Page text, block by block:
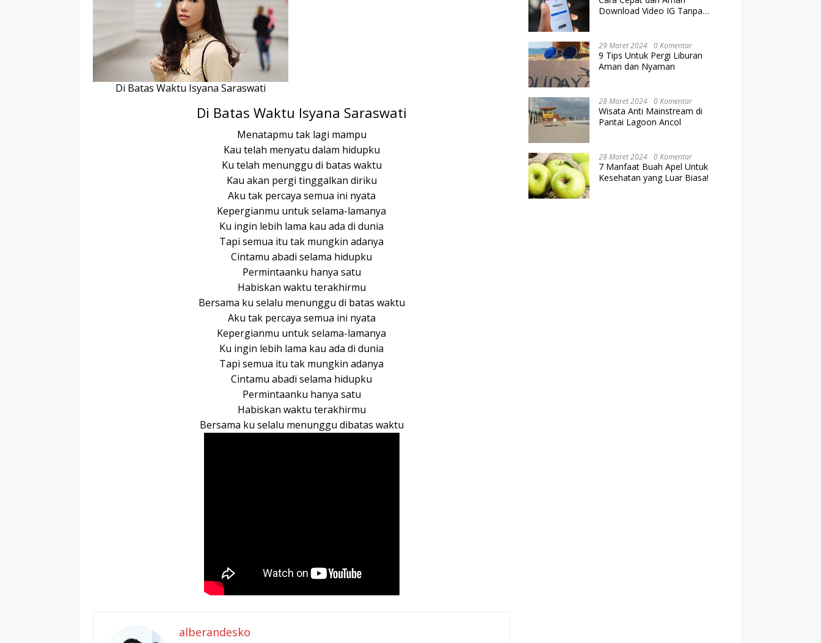
Di Batas Waktu Isyana Saraswati
Di Batas Waktu Isyana Saraswati
Menatapmu tak lagi mampu
Kau telah menyatu dalam hidupku
Ku telah menunggu di batas waktu
Kau akan pergi tinggalkan diriku
Aku tak percaya semua ini nyata
Kepergianmu untuk selama-lamanya
Ku ingin lebih lama kau ada di dunia
Tapi semua itu tak mungkin adanya
Cintamu abadi selama hidupku
Permintaanku hanya satu
Habiskan waktu terakhirmu
Bersama ku selalu menunggu di batas waktu
Aku tak percaya semua ini nyata
Kepergianmu untuk selama-lamanya
Ku ingin lebih lama kau ada di dunia
Tapi semua itu tak mungkin adanya
Cintamu abadi selama hidupku
Permintaanku hanya satu
Habiskan waktu terakhirmu
Bersama ku selalu menunggu dibatas waktu
alberandesko
Download Video IG Tanpa
29 Maret 2024 0 Komentar
9 Tips Untuk Pergi Liburan
Aman dan Nyaman
28 Maret 2024 0 Komentar
Wisata Anti Mainstream di
Pantai Lagoon Ancol
28 Maret 2024 0 Komentar
7 Manfaat Buah Apel Untuk
Kesehatan yang Luar Biasa!